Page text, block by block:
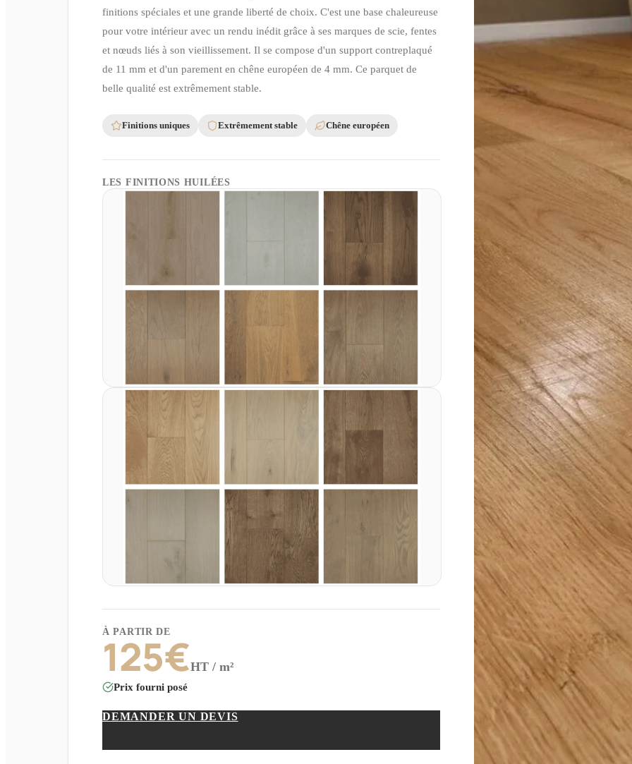
finitions spéciales et une grande liberté de choix. C'est une base chaleureuse
pour votre intérieur avec un rendu inédit grâce à ses marques de scie, fentes
et nœuds liés à son vieillissement. Il se compose d'un support contreplaqué
de 11 mm et d'un parement en chêne européen de 4 mm. Ce parquet de
belle qualité est extrêmement stable.
Finitions uniques Extrêmement stable Chêne européen
LES FINITIONS HUILÉES
À PARTIR DE
125€HT / m²
Prix fourni posé
DEMANDER UN DEVIS